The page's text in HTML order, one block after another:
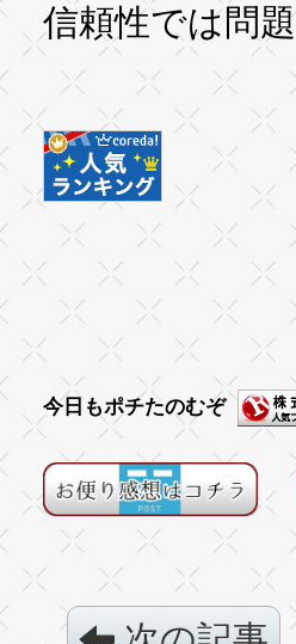
信頼性では問題
今日もポチたのむぞ